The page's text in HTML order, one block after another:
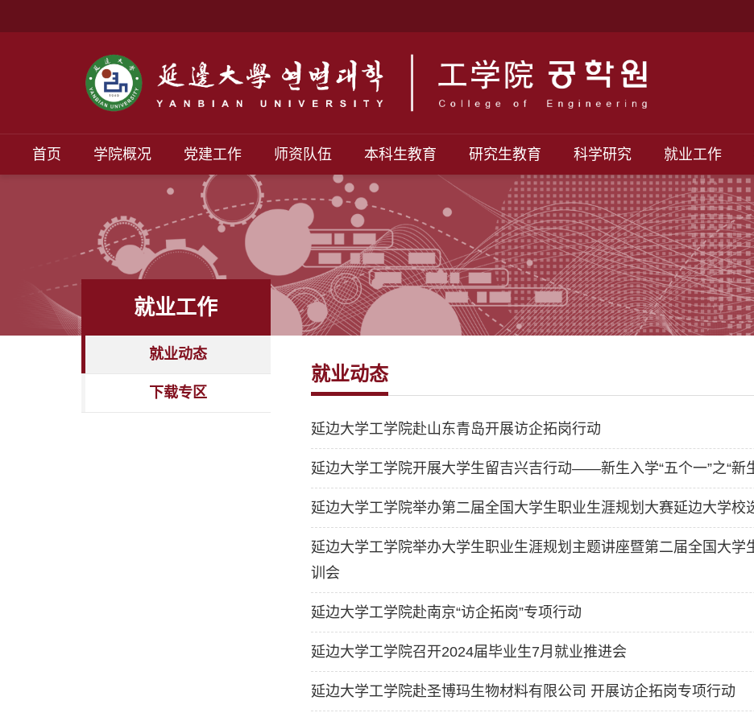
首页 学院概况 党建工作 师资队伍 本科生教育 研究生教育 科学研究 就业工作
就业工作
就业动态
下载专区
就业动态
延边大学工学院赴山东青岛开展访企拓岗行动
延边大学工学院开展大学生留吉兴吉行动——新生入学“五个一”之“新
延边大学工学院举办第二届全国大学生职业生涯规划大赛延边大学校
延边大学工学院举办大学生职业生涯规划主题讲座暨第二届全国大学
训会
延边大学工学院赴南京“访企拓岗”专项行动
延边大学工学院召开2024届毕业生7月就业推进会
延边大学工学院赴圣博玛生物材料有限公司 开展访企拓岗专项行动